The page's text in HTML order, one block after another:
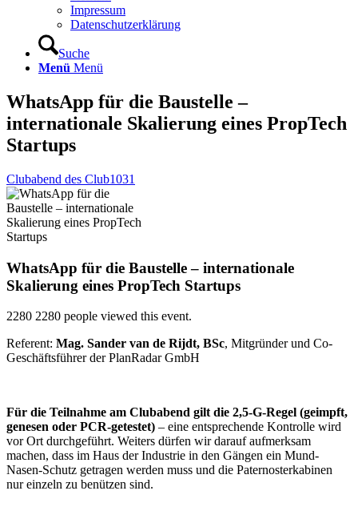
Impressum
Datenschutzerklärung
Suche
Menü Menü
WhatsApp für die Baustelle –
internationale Skalierung eines PropTech
Startups
Clubabend des Club1031
WhatsApp für die Baustelle – internationale
Skalierung eines PropTech Startups
2280 2280 people viewed this event.
Referent: Mag. Sander van de Rijdt, BSc, Mitgründer und Co-
Geschäftsführer der PlanRadar GmbH
Für die Teilnahme am Clubabend gilt die 2,5-G-Regel (geimpft,
genesen oder PCR-getestet) – eine entsprechende Kontrolle wird
vor Ort durchgeführt. Weiters dürfen wir darauf aufmerksam
machen, dass im Haus der Industrie in den Gängen ein Mund-
Nasen-Schutz getragen werden muss und die Paternosterkabinen
nur einzeln zu benützen sind.